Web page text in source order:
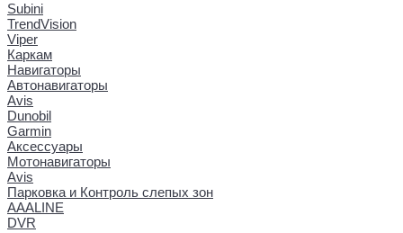
Subini
TrendVision
Viper
Каркам
Навигаторы
Автонавигаторы
Avis
Dunobil
Garmin
Аксессуары
Мотонавигаторы
Avis
Парковка и Контроль слепых зон
AAALINE
DVR